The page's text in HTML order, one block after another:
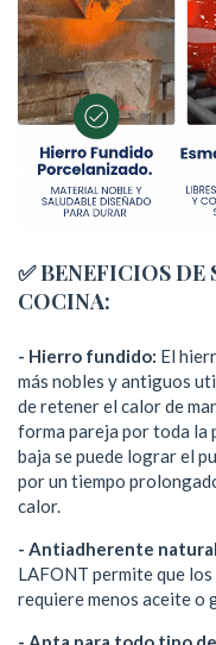
✅BENEFICIOS DE
COCINA:
- Hierro fundido: El
más nobles y antiguos
de retener el calor de
forma pareja por toda la
baja se puede lograr el
por un tiempo
calor.
- Antiadherente
LAFONT permite que
requiere menos aceite o